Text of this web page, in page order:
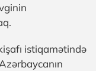
istiqamətində